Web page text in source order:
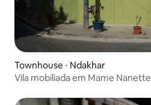
Townhouse ⋅ Ndakhar
Vila mobiliada em Mame Nanette